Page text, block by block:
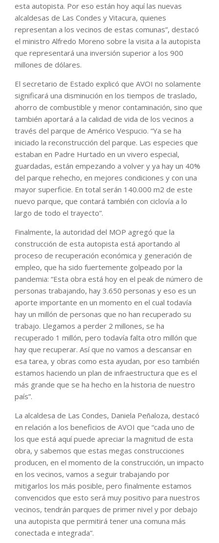
esta autopista. Por eso están hoy aquí las nuevas
alcaldesas de Las Condes y Vitacura, quienes
representan a los vecinos de estas comunas”, destacó
el ministro Alfredo Moreno sobre la visita a la autopista
que representará una inversión superior a los 900
millones de dólares.
El secretario de Estado explicó que AVOI no solamente
significará una disminución en los tiempos de traslado,
ahorro de combustible y menor contaminación, sino que
también aportará a la calidad de vida de los vecinos a
través del parque de Américo Vespucio. “Ya se ha
iniciado la reconstrucción del parque. Las especies que
estaban en Padre Hurtado en un vivero especial,
guardadas, están empezando a volver y ya hay un 40%
del parque rehecho, en mejores condiciones y con una
mayor superficie. En total serán 140.000 m2 de este
nuevo parque, que contará también con ciclovía a lo
largo de todo el trayecto”.
Finalmente, la autoridad del MOP agregó que la
construcción de esta autopista está aportando al
proceso de recuperación económica y generación de
empleo, que ha sido fuertemente golpeado por la
pandemia: “Esta obra está hoy en el peak de número de
personas trabajando, hay 3.650 personas y eso es un
aporte importante en un momento en el cual todavía
hay un millón de personas que no han recuperado su
trabajo. Llegamos a perder 2 millones, se ha
recuperado 1 millón, pero todavía falta otro millón que
hay que recuperar. Así que no vamos a descansar en
esa tarea, y obras como esta ayudan, por eso también
estamos haciendo un plan de infraestructura que es el
más grande que se ha hecho en la historia de nuestro
país”.
La alcaldesa de Las Condes, Daniela Peñaloza, destacó
en relación a los beneficios de AVOI que “cada uno de
los que está aquí puede apreciar la magnitud de esta
obra, y sabemos que estas megas construcciones
producen, en el momento de la construcción, un impacto
en los vecinos, vamos a seguir trabajando por
mitigarlos los más posible, pero finalmente estamos
convencidos que esto será muy positivo para nuestros
vecinos, tendrán parques de primer nivel y por debajo
una autopista que permitirá tener una comuna más
conectada e integrada”.